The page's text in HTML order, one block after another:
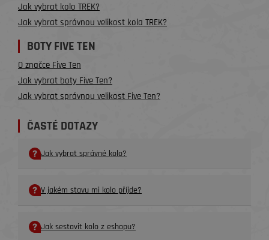
Jak vybrat kolo TREK?
Jak vybrat správnou velikost kola TREK?
BOTY FIVE TEN
O značce Five Ten
Jak vybrat boty Five Ten?
Jak vybrat správnou velikost Five Ten?
ČASTÉ DOTAZY
Jak vybrat správné kolo?
V jakém stavu mi kolo příjde?
Jak sestavit kolo z eshopu?